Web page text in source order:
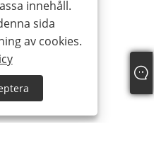
innehåll.
sida
av cookies.